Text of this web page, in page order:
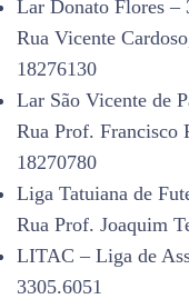
Lar Donato Flores –
Rua Vicente
18276130
Lar São Vicente de
Rua Prof. Francisco
18270780
Liga Tatuiana de
Rua Prof. Joaquim
LITAC – Liga de
3305.6051